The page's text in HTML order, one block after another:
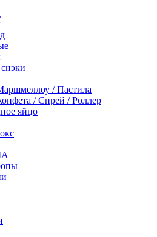
/ Пастила
/ Спрей / Роллер
яйцо